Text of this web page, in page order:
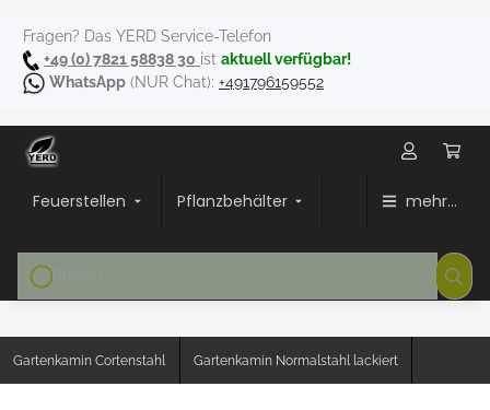
Fragen? Das YERD Service-Telefon
+49 (0) 7821 58838 30 ist aktuell verfügbar!
WhatsApp (NUR Chat): +491796159552
Feuerstellen Pflanzbehälter mehr...
Gartenkamin Cortenstahl Gartenkamin Normalstahl lackiert